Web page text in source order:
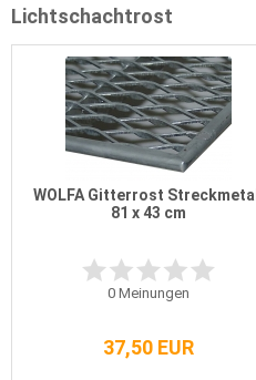
Lichtschachtrost
WOLFA Gitterrost Streckmetall
81 x 43 cm
0Meinungen
37,50 EUR